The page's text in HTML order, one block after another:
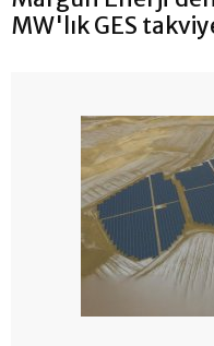
MW'lık GES